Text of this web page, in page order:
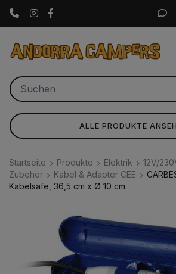
Instagram
ALLE PRODUKTE
Startseite Produkte Elektrik
12V/
Zubehör
Kabel & Adapter CEE
Kabelsafe, 36,5 cm x Ø 10 cm.